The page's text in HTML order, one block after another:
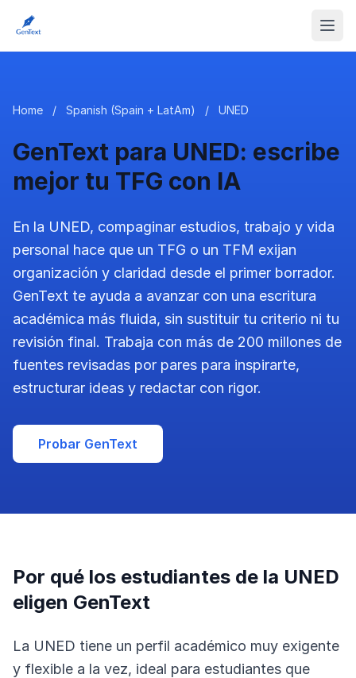
Home / Spanish (Spain + LatAm) / UNED
GenText para UNED: escribe
mejor tu TFG con IA
En la UNED, compaginar estudios, trabajo y vida
personal hace que un TFG o un TFM exijan
organización y claridad desde el primer borrador.
GenText te ayuda a avanzar con una escritura
académica más fluida, sin sustituir tu criterio ni tu
revisión final. Trabaja con más de 200 millones de
fuentes revisadas por pares para inspirarte,
estructurar ideas y redactar con rigor.
Probar GenText
Por qué los estudiantes de la UNED
eligen GenText
La UNED tiene un perfil académico muy exigente
y flexible a la vez, ideal para estudiantes que